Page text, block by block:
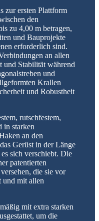
zur ersten Plattform
den
zu 4,00 m betragen,
und Bauprojekte
erforderlich sind.
an allen
und Stabilität während
und
Krallen
und Robustheit
rutschfestem,
in starken
an den
Gerüst in der Länge
sich verschiebt. Die
patentierten
die sie vor
und mit allen
mit extra starken
um die